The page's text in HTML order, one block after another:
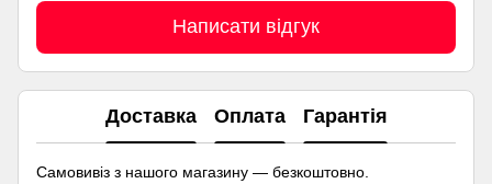
Написати відгук
Доставка Оплата Гарантія
Самовивіз з нашого магазину — безкоштовно.